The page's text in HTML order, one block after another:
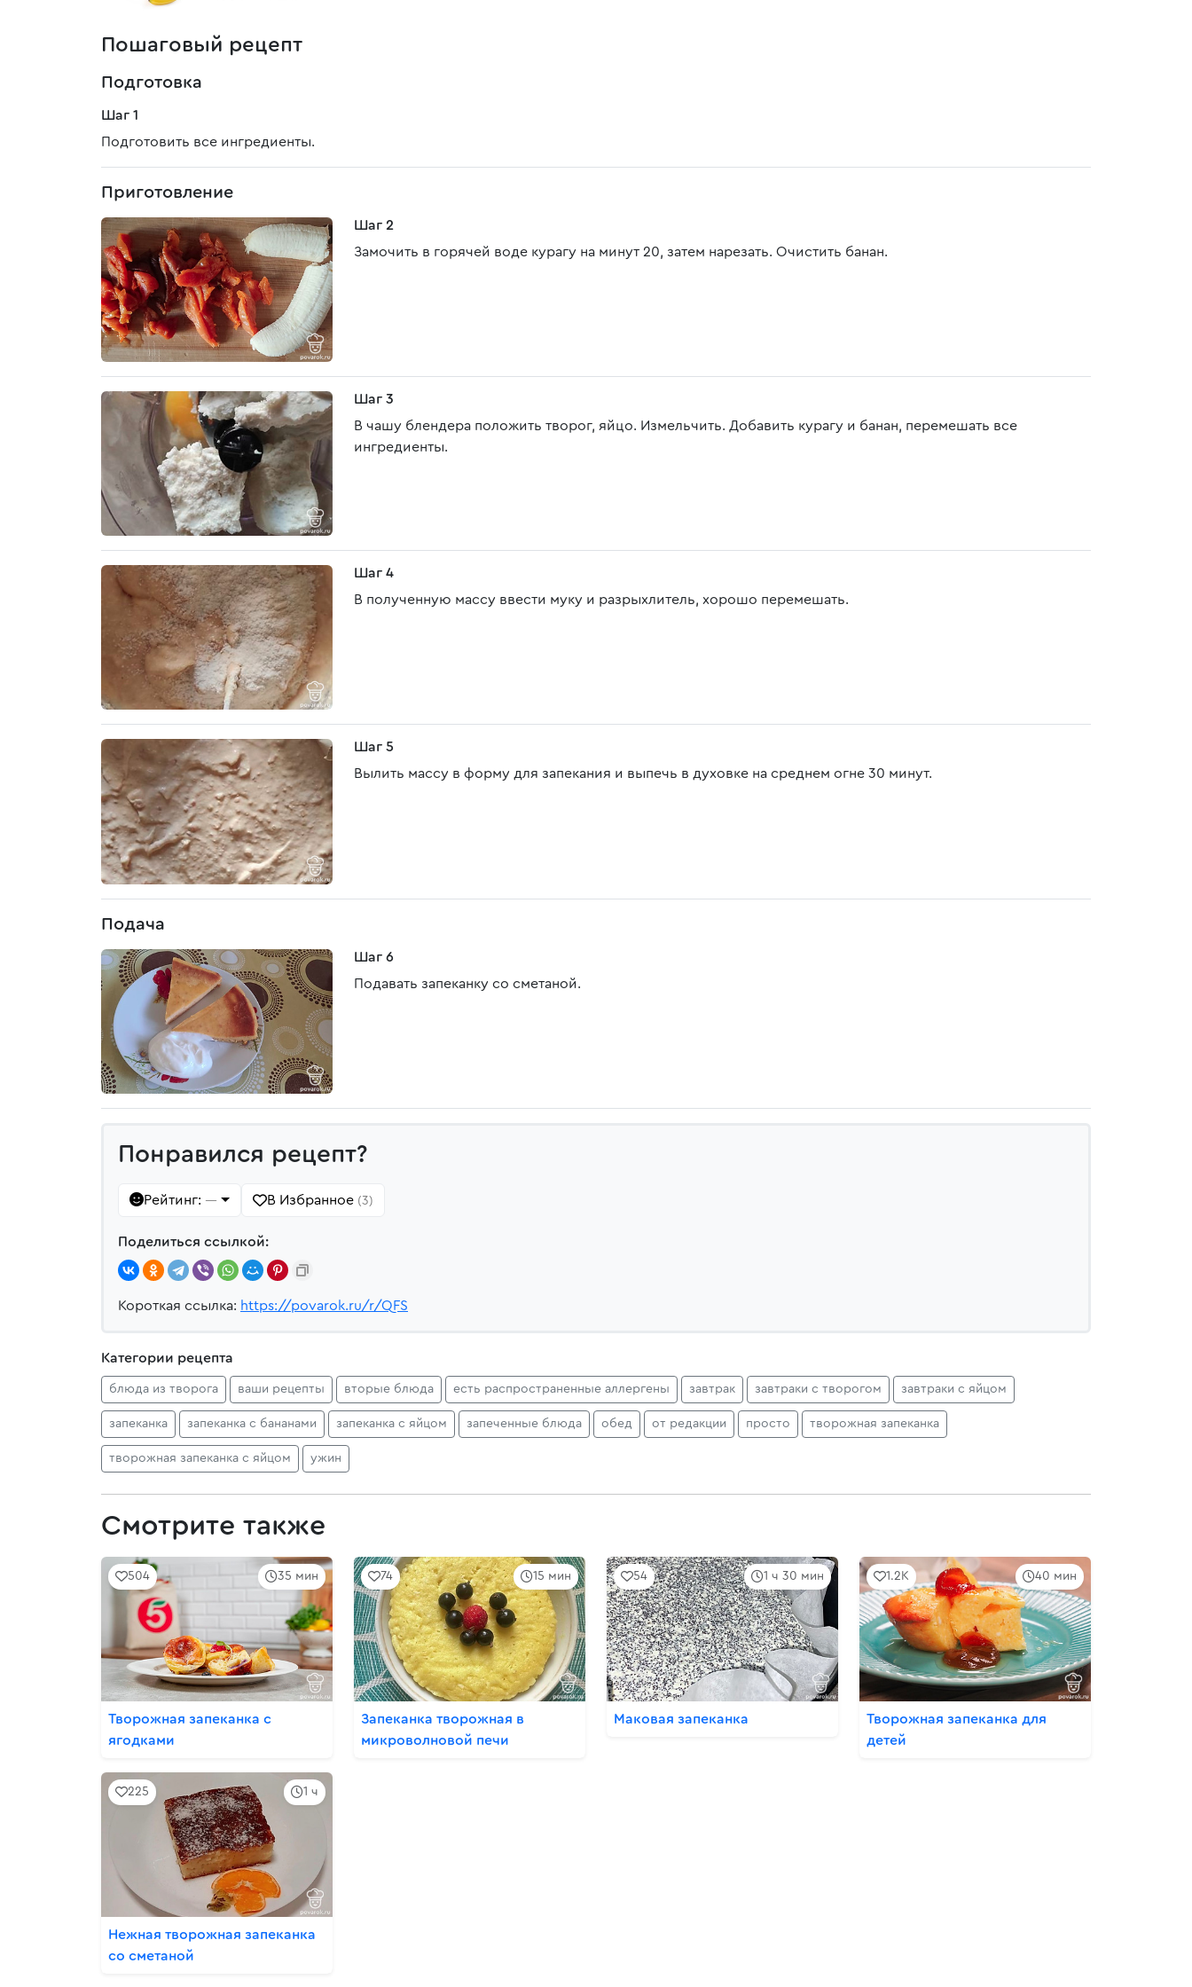
Пошаговый рецепт
Подготовка
Шаг 1
Подготовить все ингредиенты.
Приготовление
Шаг 2
Замочить в горячей воде курагу на минут 20, затем нарезать. Очистить банан.
Шаг 3
В чашу блендера положить творог, яйцо. Измельчить. Добавить курагу и банан, перемешать все
ингредиенты.
Шаг 4
В полученную массу ввести муку и разрыхлитель, хорошо перемешать.
Шаг 5
Вылить массу в форму для запекания и выпечь в духовке на среднем огне 30 минут.
Подача
Шаг 6
Подавать запеканку со сметаной.
Понравился рецепт?
Рейтинг: — В Избранное (3)
Поделиться ссылкой:
Короткая ссылка: https://povarok.ru/r/QFS
Категории рецепта
блюда из творога ваши рецепты вторые блюда есть распространенные аллергены завтрак завтраки с творогом завтраки с яйцом
запеканка запеканка с бананами запеканка с яйцом запеченные блюда обед от редакции просто творожная запеканка
творожная запеканка с яйцом ужин
Смотрите также
35 мин
504
Творожная запеканка с
ягодками
15 мин
74
Запеканка творожная в
микроволновой печи
1 ч 30 мин
54
Маковая запеканка
40 мин
1.2K
Творожная запеканка для
детей
1 ч
225
Нежная творожная запеканка
со сметаной